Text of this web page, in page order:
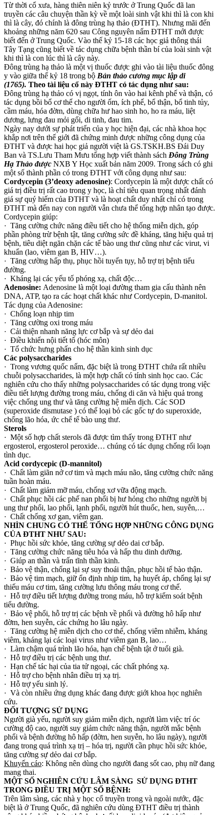
Từ thời cổ xưa, hàng thiên niên kỷ trước ở Trung Quốc đã lan
truyền các câu chuyện thần kỳ về một loài sinh vật khi thì là con khi
thì là cây, đó chính là đông trùng hạ thảo (ĐTHT). Nhưng mãi đến
khoảng những năm 620 sau Công nguyên nấm ĐTHT mới được
biết đến ở Trung Quốc. Vào thế kỷ 15-18 các học giả thông thái
Tây Tạng cũng biết về tác dụng chữa bệnh thần bí của loài sinh vật
khi thì là con lúc thì là cây này.
Đông trùng hạ thảo là một vị thuốc được ghi vào tài liệu thuốc đông
y vào giữa thế kỷ 18 trong bộ Bản thảo cương mục lập di
(1765). Theo tài liệu cổ này ĐTHT có tác dụng như sau:
Đông trùng hạ thảo có vị ngọt, tính ôn vào hai kênh phế và thận, có
tác dụng bồi bổ cơ thể cho người ốm, ích phế, bổ thận, bổ tinh tủy,
cầm máu, hóa đờm, dùng chữa hư hao sinh ho, ho ra máu, liệt
dương, lưng đau mỏi gối, di tinh, đau tim.
Ngày nay dưới sự phát triển của y học hiện đại, các nhà khoa học
khắp nơi trên thế giới đã chứng minh được những công dụng của
ĐTHT và được hai học giả người việt là GS.TSKH.BS Đái Duy
Ban và TS.Lưu Tham Mưu tổng hợp viết thành sách Đông Trùng
Hạ Thảo được NXB Y Học xuất bản năm 2009. Trong sách có ghi
một số thành phần có trong ĐTHT với công dụng như sau:
Cordycepin (3’deoxy adenosine): Cordycepin là một dược chất có
giá trị điều trị rất cao trong y học, là chỉ tiêu quan trọng nhất đánh
giá sự quý hiếm của ĐTHT và là hoạt chất duy nhất chỉ có trong
ĐTHT mà đến nay con người vẫn chưa thể tổng hợp nhân tạo được.
Cordycepin giúp:
· Tăng cường chức năng điều tiết cho hệ thống miễn dịch, góp
phần phòng trừ bệnh tật, tăng cường sức đề kháng, tăng hiệu quả trị
bệnh, tiêu diệt ngăn chặn các tế bào ung thư cũng như các virut, vi
khuẩn (lao, viêm gan B, HIV…).
· Tăng cường hấp thụ, phục hồi tuyến tụy, hỗ trợ trị bệnh tiểu
đường.
· Kháng lại các yếu tố phóng xạ, chất độc…
Adenosine: Adenosine là một loại đường tham gia cấu thành nên
DNA, ATP, tạo ra các hoạt chất khác như Cordycepin, D-manitol.
Tác dụng của Adenosine:
· Chống loạn nhịp tim
· Tăng cường oxi trong máu
· Cải thiện nhanh năng lực cơ bắp và sự dẻo dai
· Điều khiển nội tiết tố (hóc môn)
· Tổ chức hưng phấn cho hệ thần kinh sinh dục
Các polysaccharides
· Trong vương quốc nấm, đặc biệt là trong ĐTHT chứa rất nhiều
chuỗi polysaccharides, là một hợp chất có tính sinh học cao. Các
nghiên cứu cho thấy những polysaccharides có tác dụng trong việc
điều tiết lượng đường trong máu, chống di căn và hiệu quả trong
việc chống ung thư và tăng cường hệ miễn dịch. Các SOD
(superoxide dismutase ) có thể loại bỏ các gốc tự do superoxide,
chống lão hóa, ức chế tế bào ung thư.
Sterols
· Một số hợp chất sterols đã được tìm thấy trong ĐTHT như
ergosterol, ergosterol peroxide… chúng có tác dụng chống rối loạn
tình dục.
Acid cordycepic (D-mannitol)
· Chất làm giãn nở cơ tim và mạch máu não, tăng cường chức năng
tuần hoàn máu.
· Chất làm giảm mỡ máu, chống xơ vữa động mạch.
· Chất phục hồi các phế nan phổi bị hư hỏng cho những người bị
ung thư phổi, lao phổi, lạnh phổi, người hút thuốc, hen, suyễn,…
· Chất chống xơ gan, viêm gan.
NHÌN CHUNG CÓ THỂ TỔNG HỢP NHỮNG CÔNG DỤNG
CỦA ĐTHT NHƯ SAU:
· Phục hồi sức khỏe, tăng cường sự dẻo dai cơ bắp.
· Tăng cường chức năng tiêu hóa và hấp thu dinh dưỡng.
· Giúp an thần và trấn tĩnh thần kinh.
· Bảo vệ thận, chống lại sự suy thoái thận, phục hồi tế bào thận.
· Bảo vệ tim mạch, giữ ổn định nhịp tim, hạ huyết áp, chống lại sự
thiếu máu cơ tim, tăng cường lưu thông máu trong cơ thể.
· Hỗ trợ điều tiết lượng đường trong máu, hỗ trợ kiểm soát bệnh
tiểu đường.
· Bảo vệ phổi, hỗ trợ trị các bệnh về phổi và đường hô hấp như
đờm, hen suyễn, các chứng ho lâu ngày.
· Tăng cường hệ miễn dịch cho cơ thể, chống viêm nhiễm, kháng
viêm, kháng lại các loại virus như viêm gan B, lao…
· Làm chậm quá trình lão hóa, hạn chế bệnh tật ở tuổi già.
· Hỗ trợ điều trị các bệnh ung thư.
· Hạn chế tác hại của tia tử ngoại, các chất phóng xạ.
· Hỗ trợ cho bệnh nhân điều trị xạ trị.
· Hỗ trợ yếu sinh lý.
· Và còn nhiều ứng dụng khác đang được giới khoa học nghiên
cứu.
ĐỐI TƯỢNG SỬ DỤNG
Người già yếu, người suy giảm miễn dịch, người làm việc trí óc
cường độ cao, người suy giảm chức năng thận, người mắc bệnh
phổi và bệnh đường hô hấp (đờm, hen suyễn, ho lâu ngày), người
đang trong quá trình xạ trị – hóa trị, người cần phục hồi sức khỏe,
tăng cường sự dẻo dai cơ bắp.
Khuyến cáo: Không nên dùng cho người đang sốt cao, phụ nữ đang
mang thai.
MỘT SỐ NGHIÊN CỨU LÂM SÀNG SỬ DỤNG ĐTHT
TRONG ĐIỀU TRỊ MỘT SỐ BỆNH:
Trên lâm sàng, các nhà y học cổ truyền trong và ngoài nước, đặc
biệt là ở Trung Quốc, đã nghiên cứu dùng ĐTHT điều trị thành